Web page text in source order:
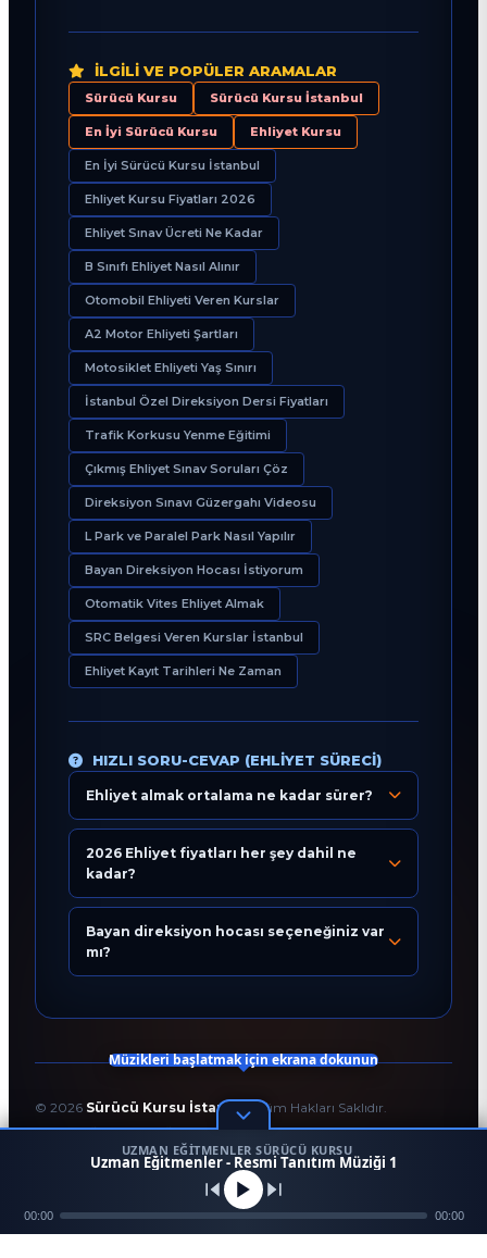
İLGILI VE POPÜLER ARAMALAR
Sürücü Kursu Sürücü Kursu İstanbul
En İyi Sürücü Kursu Ehliyet Kursu
En İyi Sürücü Kursu İstanbul
Ehliyet Kursu Fiyatları 2026
Ehliyet Sınav Ücreti Ne Kadar
B Sınıfı Ehliyet Nasıl Alınır
Otomobil Ehliyeti Veren Kurslar
A2 Motor Ehliyeti Şartları
Motosiklet Ehliyeti Yaş Sınırı
İstanbul Özel Direksiyon Dersi Fiyatları
Trafik Korkusu Yenme Eğitimi
Çıkmış Ehliyet Sınav Soruları Çöz
Direksiyon Sınavı Güzergahı Videosu
L Park ve Paralel Park Nasıl Yapılır
Bayan Direksiyon Hocası İstiyorum
Otomatik Vites Ehliyet Almak
SRC Belgesi Veren Kurslar İstanbul
Ehliyet Kayıt Tarihleri Ne Zaman
HIZLI SORU-CEVAP (EHLIYET SÜRECI)
Ehliyet almak ortalama ne kadar sürer?
2026 Ehliyet fiyatları her şey dahil ne
kadar?
Bayan direksiyon hocası seçeneğiniz var
mı?
© 2026 Sürücü Kursu İstanbul. Tüm Hakları Saklıdır.
T.C. Milli Eğitim Bakanlığı Onaylı Resmi Eğitim Kurumudur.
Kodlama ve Tasarım:Enver Çağlar
Eğitim Danışmanı
Bugün 07:24
Ara
1
Konum Mezun
Müzikleri başlatmak için ekrana dokunun
UZMAN EĞITMENLER SÜRÜCÜ KURSU
Uzman Eğitmenler - Resmi Tanıtım Müziği 1
00:00 00:00